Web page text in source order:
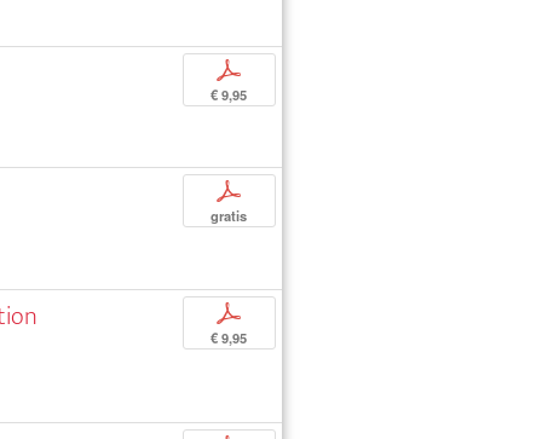
p
€ 9,95
p
gratis
p
€ 9,95